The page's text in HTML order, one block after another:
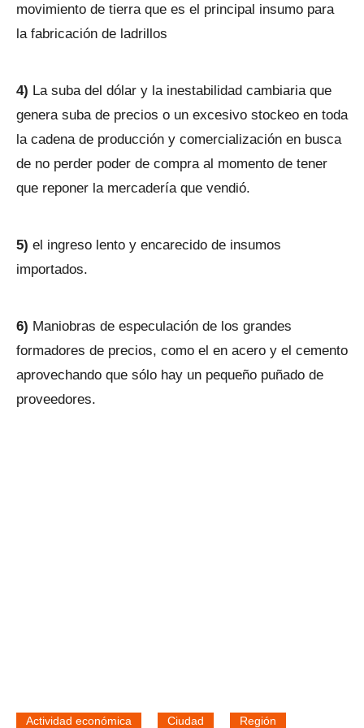
movimiento de tierra que es el principal insumo para
la fabricación de ladrillos
4) La suba del dólar y la inestabilidad cambiaria que
genera suba de precios o un excesivo stockeo en toda
la cadena de producción y comercialización en busca
de no perder poder de compra al momento de tener
que reponer la mercadería que vendió.
5) el ingreso lento y encarecido de insumos
importados.
6) Maniobras de especulación de los grandes
formadores de precios, como el en acero y el cemento
aprovechando que sólo hay un pequeño puñado de
proveedores.
Actividad económica Ciudad Región